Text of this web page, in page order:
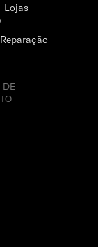
Lojas
DE